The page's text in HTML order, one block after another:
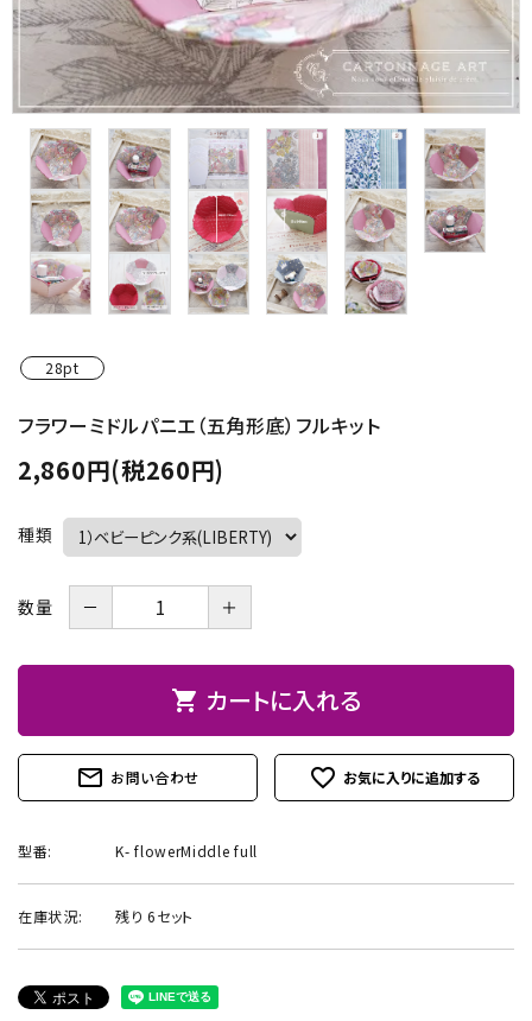
Jolipapier
デコレーション材料
道具類
基本材料
コンテンツ
お問い合わせ
28pt
フラワーミドルパニエ（五角形底）フルキット
2,860円(税260円)
種類
数量 － ＋
shopping_cart カートに入れる
mail_outline お問い合わせ favorite_outline
型番: K- flowerMiddle full
在庫状況: 残り 6セット